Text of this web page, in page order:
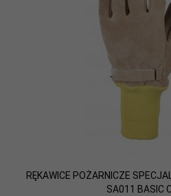
RĘKAWICE POŻARNICZE
SA011 BASIC